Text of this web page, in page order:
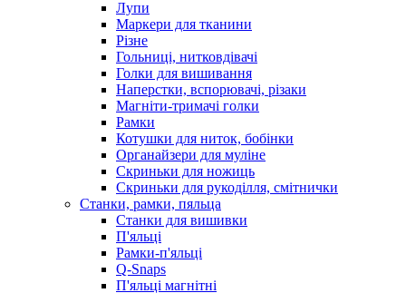
Лупи
Маркери для тканини
Різне
Гольниці, нитковдівачі
Голки для вишивання
Наперстки, вспорювачі, різаки
Магніти-тримачі голки
Рамки
Котушки для ниток, бобінки
Органайзери для муліне
Скриньки для ножиць
Скриньки для рукоділля, смітнички
Станки, рамки, пяльца
Станки для вишивки
П'яльці
Рамки-п'яльці
Q-Snaps
П'яльці магнітні